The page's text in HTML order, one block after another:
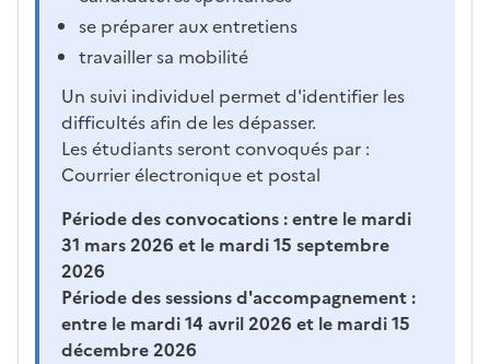
se préparer aux entretiens
travailler sa mobilité
Un suivi individuel permet d'identifier les
difficultés afin de les dépasser.
Les étudiants seront convoqués par :
Courrier électronique et postal
Période des convocations :entre le mardi
31 mars 2026 et le mardi 15 septembre
2026
Période des sessions d'accompagnement :
entre le mardi 14 avril 2026 et le mardi 15
décembre 2026